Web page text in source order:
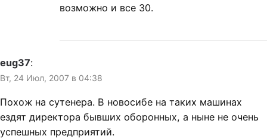
возможно и все 30.
eug37:
Вт, 24 Июл, 2007 в 04:38
Похож на сутенера. В новосибе на таких машинах
ездят директора бывших оборонных, а ныне не очень
успешных предприятий.